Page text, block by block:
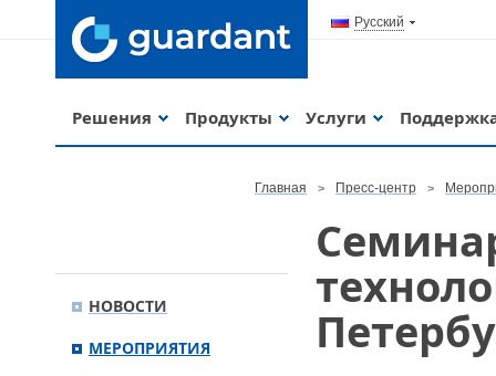
Русский
Решения Продукты Услуги
Главная Пресс-центр
НОВОСТИ
МЕРОПРИЯТИЯ